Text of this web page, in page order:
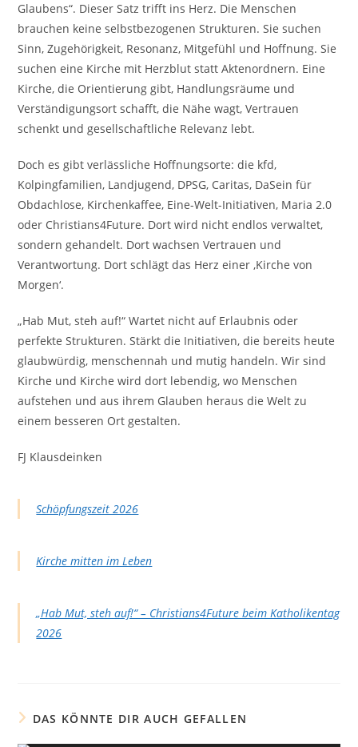
Glaubens“. Dieser Satz trifft ins Herz. Die Menschen
brauchen keine selbstbezogenen Strukturen. Sie suchen
Sinn, Zugehörigkeit, Resonanz, Mitgefühl und Hoffnung. Sie
suchen eine Kirche mit Herzblut statt Aktenordnern. Eine
Kirche, die Orientierung gibt, Handlungsräume und
Verständigungsort schafft, die Nähe wagt, Vertrauen
schenkt und gesellschaftliche Relevanz lebt.
Doch es gibt verlässliche Hoffnungsorte: die kfd,
Kolpingfamilien, Landjugend, DPSG, Caritas, DaSein für
Obdachlose, Kirchenkaffee, Eine-Welt-Initiativen, Maria 2.0
oder Christians4Future. Dort wird nicht endlos verwaltet,
sondern gehandelt. Dort wachsen Vertrauen und
Verantwortung. Dort schlägt das Herz einer ‚Kirche von
Morgen‘.
„Hab Mut, steh auf!“ Wartet nicht auf Erlaubnis oder
perfekte Strukturen. Stärkt die Initiativen, die bereits heute
glaubwürdig, menschennah und mutig handeln. Wir sind
Kirche und Kirche wird dort lebendig, wo Menschen
aufstehen und aus ihrem Glauben heraus die Welt zu
einem besseren Ort gestalten.
FJ Klausdeinken
Schöpfungszeit 2026
Kirche mitten im Leben
„Hab Mut, steh auf!“ – Christians4Future beim Katholikentag
2026
DAS KÖNNTE DIR AUCH GEFALLEN